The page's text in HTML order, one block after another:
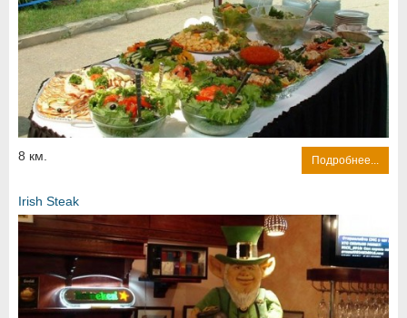
8 км. Подробнее...
Irish Steak